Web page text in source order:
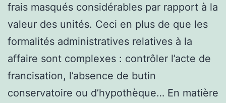
frais masqués considérables par rapport à la
valeur des unités. Ceci en plus de que les
formalités administratives relatives à la
affaire sont complexes : contrôler l’acte de
francisation, l’absence de butin
conservatoire ou d’hypothèque… En matière